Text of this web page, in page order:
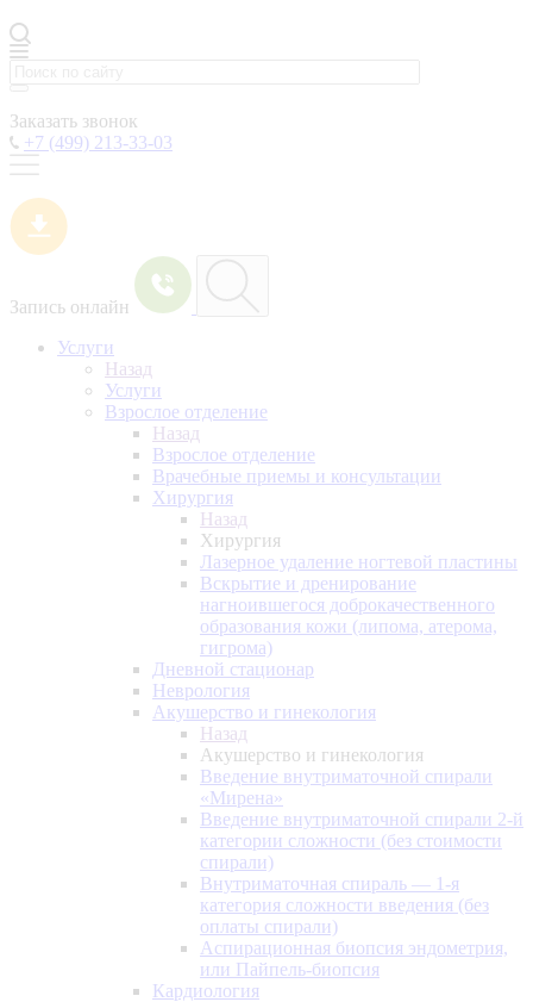
Заказать звонок
+7 (499) 213-33-03
Запись онлайн
Услуги
Назад
Услуги
Взрослое отделение
Назад
Взрослое отделение
Врачебные приемы и консультации
Хирургия
Назад
Хирургия
Лазерное удаление ногтевой пластины
Вскрытие и дренирование
нагноившегося доброкачественного
образования кожи (липома, атерома,
гигрома)
Дневной стационар
Неврология
Акушерство и гинекология
Назад
Акушерство и гинекология
Введение внутриматочной спирали
«Мирена»
Введение внутриматочной спирали 2-й
категории сложности (без стоимости
спирали)
Внутриматочная спираль — 1-я
категория сложности введения (без
оплаты спирали)
Аспирационная биопсия эндометрия,
или Пайпель-биопсия
Кардиология